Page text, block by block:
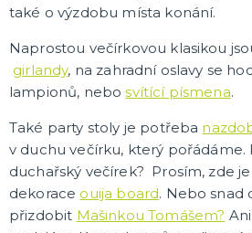
Trička
Přáníčka
Ptákovinky
Dárková balení
Placky
Polštáře
Zástěry
DALŠÍ KATEGORIE
také o výzdobu místa konání.
Naprostou večírkovou klasikou
girlandy, na zahradní oslavy se
lampionů, nebosvítící písmena.
Také party stoly je potřeba
v duchu večírku, který pořádáme.
duchařský večírek? Prosím, zde
dekorace ouija board. Nebo snad
přizdobit Mašinkou Tomášem?